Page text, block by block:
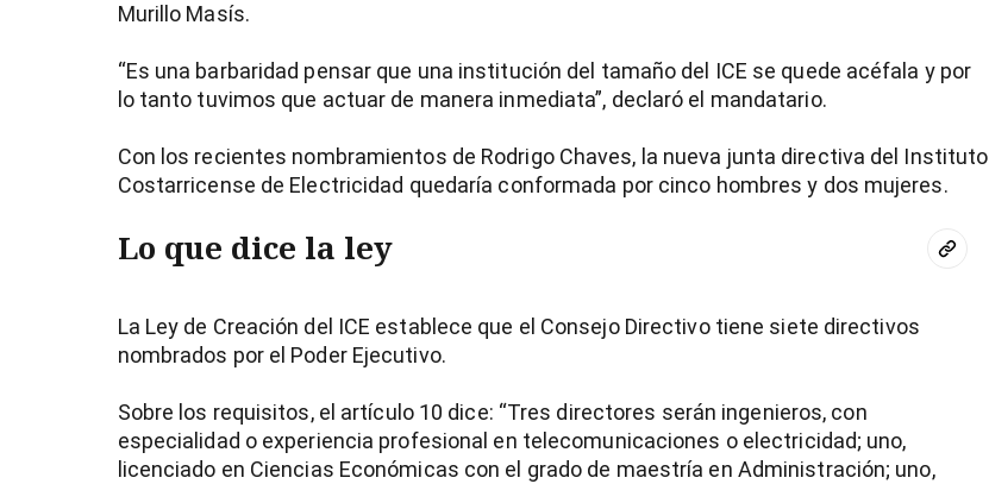
Murillo Masís.
“Es una barbaridad pensar que una institución del tamaño del ICE se quede acéfala y por
lo tanto tuvimos que actuar de manera inmediata”, declaró el mandatario.
Con los recientes nombramientos de Rodrigo Chaves, la nueva junta directiva del Instituto
Costarricense de Electricidad quedaría conformada por cinco hombres y dos mujeres.
Lo que dice la ley
La Ley de Creación del ICE establece que el Consejo Directivo tiene siete directivos
nombrados por el Poder Ejecutivo.
Sobre los requisitos, el artículo 10 dice: “Tres directores serán ingenieros, con
especialidad o experiencia profesional en telecomunicaciones o electricidad; uno,
licenciado en Ciencias Económicas con el grado de maestría en Administración; uno,